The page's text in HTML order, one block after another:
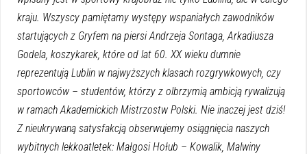
kraju. Wszyscy pamiętamy występy wspaniałych zawodników
startujących z Gryfem na piersi Andrzeja Sontaga, Arkadiusza
Godela, koszykarek, które od lat 60. XX wieku dumnie
reprezentują Lublin w najwyższych klasach rozgrywkowych, czy
sportowców – studentów, którzy z olbrzymią ambicją rywalizują
w ramach Akademickich Mistrzostw Polski. Nie inaczej jest dziś!
Z nieukrywaną satysfakcją obserwujemy osiągnięcia naszych
wybitnych lekkoatletek: Małgosi Hołub – Kowalik, Malwiny